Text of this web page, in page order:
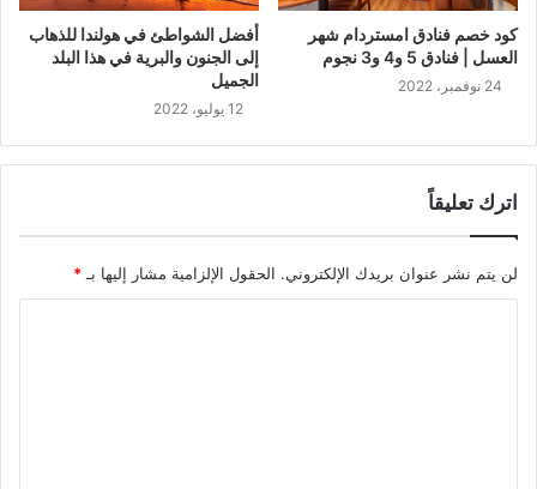
كود خصم فنادق امستردام شهر
العسل | فنادق 5 و4 و3 نجوم
24 نوفمبر، 2022
أفضل الشواطئ في هولندا للذهاب
إلى الجنون والبرية في هذا البلد
الجميل
12 يوليو، 2022
اترك تعليقاً
لن يتم نشر عنوان بريدك الإلكتروني. الحقول الإلزامية مشار إليها بـ *